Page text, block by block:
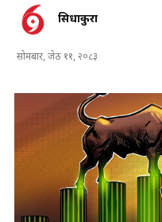
सिधाकुरा
सोमबार, जेठ ११, २०८३